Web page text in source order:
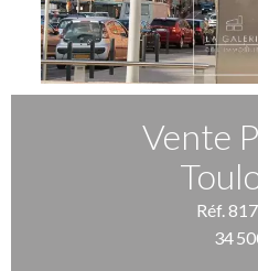
Vente
Réf.
34